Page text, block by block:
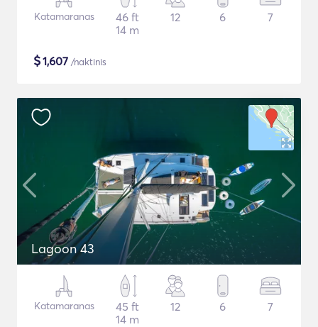
Katamaranas
46 ft
14 m
12 6 7
$1,607 /naktinis
Lagoon 43
Katamaranas
45 ft
14 m
12 6 7